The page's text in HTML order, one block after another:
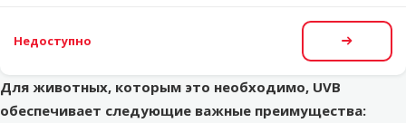
Недоступно
Для животных, которым это необходимо, UVB
обеспечивает следующие важные преимущества: